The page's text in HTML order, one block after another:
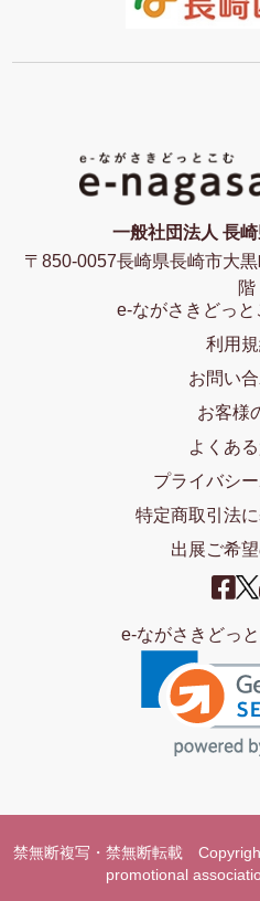
一般社団法人 長
〒850-0057長崎県長崎市大
階
e-ながさきどっと
利用
お問い
お客様
よくあ
プライバシ
特定商取引法
出展ご希
e-ながさきどっ
禁無断複写・禁無断転載
promotional